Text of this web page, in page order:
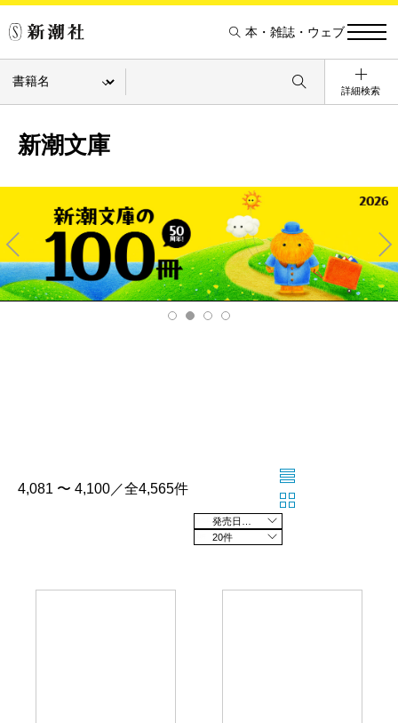
本・雑誌・ウェブ
詳細検索
新潮文庫
Pre
v
Ne
xt
4,081 〜 4,100／全4,565件
20件